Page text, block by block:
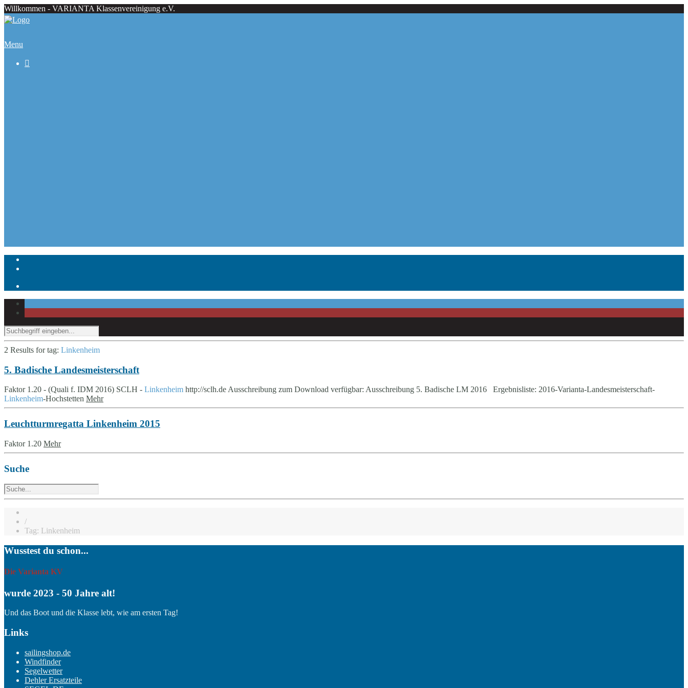
Willkommen - VARIANTA Klassenvereinigung e.V.
Menu

2 Results fortag: Linkenheim
5. Badische Landesmeisterschaft
Faktor 1.20 - (Quali f. IDM 2016) SCLH - Linkenheim http://sclh.de Ausschreibung zum Download verfügbar: Ausschreibung 5. Badische LM 2016 Ergebnisliste: 2016-Varianta-Landesmeisterschaft-
Linkenheim-Hochstetten Mehr
Leuchtturmregatta Linkenheim 2015
Faktor 1.20 Mehr
Suche
/
Tag: Linkenheim
Wusstest du schon...
Die Varianta KV
wurde 2023 - 50 Jahre alt!
Und das Boot und die Klasse lebt, wie am ersten Tag!
Links
sailingshop.de
Windfinder
Segelwetter
Dehler Ersatzteile